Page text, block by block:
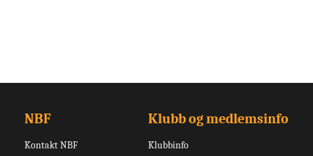
NBF
Kontakt NBF
Klubb og medlemsinfo
Klubbinfo